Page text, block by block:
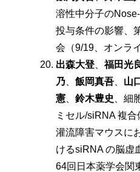
溶性中分⼦の
投与条件の影響、
会（9/19、オンラ
出森⼤登、福⽥光
乃、 飯岡真吾、 ⼭
憲、 鈴⽊豊史 、細
ミセル/siRNA 複
灌流障害マウスに
けるsiRNA の脳虚
64回日本薬学会関